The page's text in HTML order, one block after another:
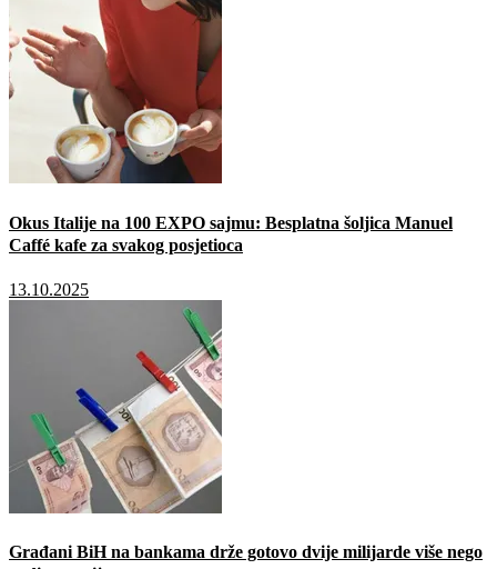
Okus Italije na 100 EXPO sajmu: Besplatna šoljica Manuel
Caffé kafe za svakog posjetioca
13.10.2025
Građani BiH na bankama drže gotovo dvije milijarde više nego